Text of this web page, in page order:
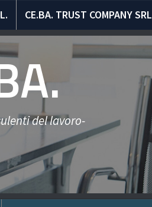
CE.BA. TRUST COMPANY SRL
del lavoro-